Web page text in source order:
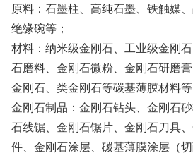
原料：石墨柱、高纯石墨、铁触媒、
绝缘碗等；
材料：纳米级金刚石、工业级金刚
石磨料、金刚石微粉、金刚石研磨
金刚石、类金刚石等碳基薄膜材料等
金刚石制品：金刚石钻头、金刚石
石线锯、金刚石锯片、金刚石刀具
件、金刚石涂层、碳基薄膜涂层（